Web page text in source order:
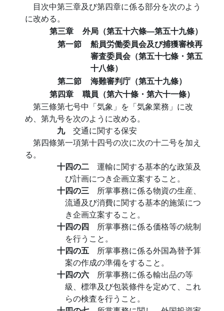
目次中第三章及び第四章に係る部分を次のよう
に改める。
第三章
外局（第五十六條―第五十九條）
第一節
船員労働委員会及び捕獲審検再
審査委員会（第五十七條・第五
十八條）
第二節
海難審判庁（第五十九條）
第四章
職員（第六十條・第六十一條）
第三條第七号中「気象」を「気象業務」に改
め、第九号を次のように改める。
九 交通に関する保安
第四條第一項第十四号の次に次の十二号を加え
る。
十四の二 運輸に関する基本的な政策及
び計画につき企画立案すること。
十四の三 所掌事務に係る物資の生産、
流通及び消費に関する基本的施策につ
き企画立案すること。
十四の四 所掌事務に係る価格等の統制
を行うこと。
十四の五 所掌事務に係る外国為替予算
案の作成の準備をすること。
十四の六 所掌事務に係る輸出品の等
級、標準及び包装條件を定めて、これ
らの検査を行うこと。